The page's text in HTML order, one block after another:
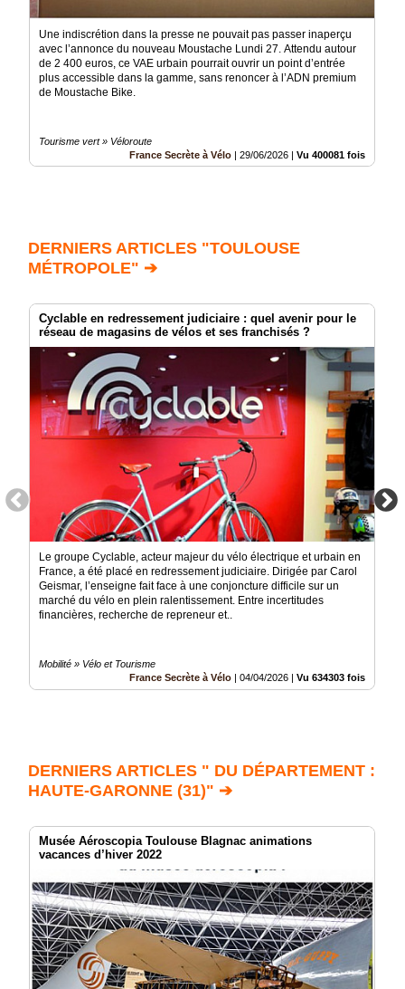
Une indiscrétion dans la presse ne pouvait pas passer inaperçu
avec l’annonce du nouveau Moustache Lundi 27. Attendu autour
de 2 400 euros, ce VAE urbain pourrait ouvrir un point d’entrée
plus accessible dans la gamme, sans renoncer à l’ADN premium
de Moustache Bike.
Tourisme vert » Véloroute
France Secrète à Vélo | 29/06/2026 | Vu 400081 fois
DERNIERS ARTICLES "TOULOUSE
MÉTROPOLE" ➔
Cyclable en redressement judiciaire : quel avenir pour le
réseau de magasins de vélos et ses franchisés ?
Le groupe Cyclable, acteur majeur du vélo électrique et urbain en
France, a été placé en redressement judiciaire. Dirigée par Carol
Geismar, l’enseigne fait face à une conjoncture difficile sur un
marché du vélo en plein ralentissement. Entre incertitudes
financières, recherche de repreneur et..
Mobilité » Vélo et Tourisme
France Secrète à Vélo
04/04/2026 Vu 634303 fois
DERNIERS ARTICLES " DU DÉPARTEMENT :
HAUTE-GARONNE (31)" ➔
Musée Aéroscopia Toulouse Blagnac animations
vacances d’hiver 2022